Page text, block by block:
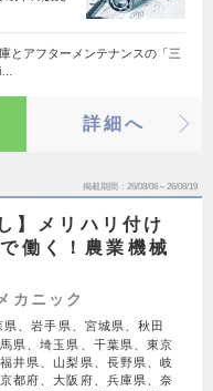
とアフターメンテナンスの「三
詳細へ
掲載期間 26/08/06～26/08/19
】メリハリ付け
働く！農業機械
カニック
県、岩手県、宮城県、秋田
県、埼玉県、千葉県、東京
井県、山梨県、長野県、岐
都府、大阪府、兵庫県、奈